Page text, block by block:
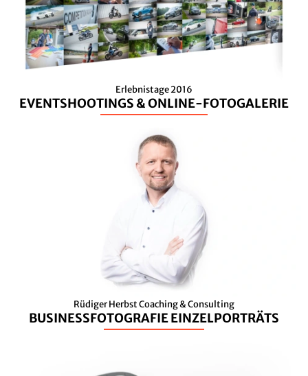
Erlebnistage 2016
EVENTSHOOTINGS & ONLINE-FOTOGALERIE
Rüdiger Herbst Coaching & Consulting
BUSINESSFOTOGRAFIE EINZELPORTRÄTS